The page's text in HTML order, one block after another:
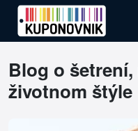
Blog o
životnom štýle